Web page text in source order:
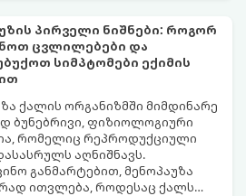
პირველი ნიშნები: როგორ
ცვლილებები და
სიმპტომები ექიმის
ქალის ორგანიზმში მიმდინარე
ბუნებრივი, ფიზიოლოგიური
რომელიც რეპროდუქციული
აღნიშნავს.
განმარტებით, მენოპაუზა
ითვლება, როდესაც ქალს